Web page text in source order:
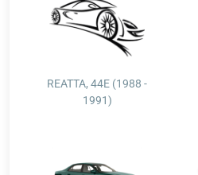
REATTA, 44E (1988 -
1991)